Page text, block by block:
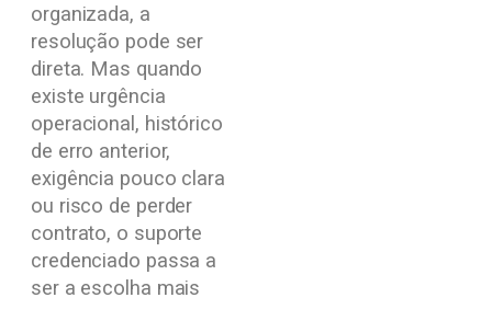
organizada, a
resolução pode ser
direta. Mas quando
existe urgência
operacional, histórico
de erro anterior,
exigência pouco clara
ou risco de perder
contrato, o suporte
credenciado passa a
ser a escolha mais